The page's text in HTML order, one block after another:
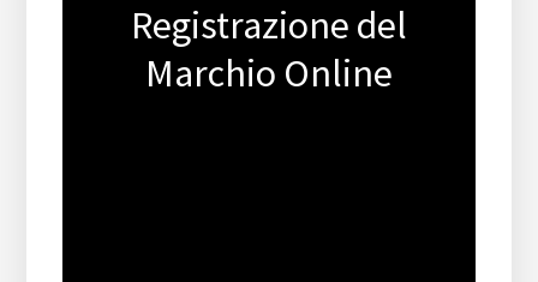
Registrazione del
Marchio Online